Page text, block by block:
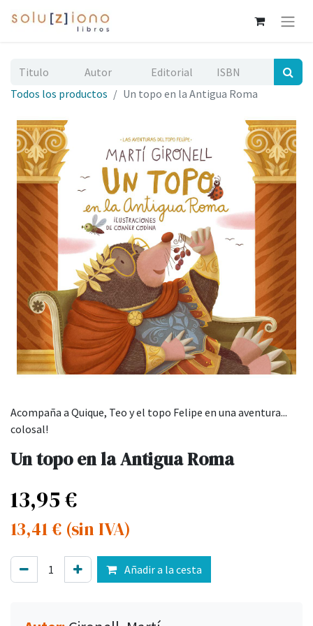
Todos los productos Un topo en la Antigua Roma
Acompaña a Quique, Teo y el topo Felipe en una aventura...
colosal!
Un topo en la Antigua Roma
13,95€
13,41€ (sin IVA)
Añadir a la cesta